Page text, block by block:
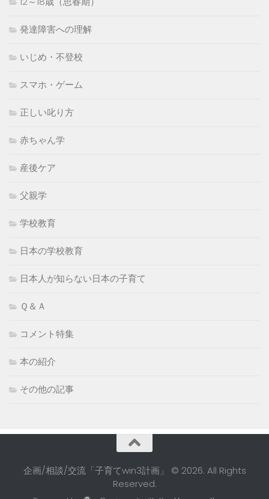
発達障害への理解
いじめ・不登校
スマホ・ゲーム
正しい叱り方
赤ちゃん学
産後ケア
父親学
学校教育
日本の学校教育
日本人が知らない日本の子育て
Ｑ＆Ａ
コメント特集
本の紹介
その他の記事
企画/相談/交流「子育てwin3計画」 © 2026. All Rights
Reserved.